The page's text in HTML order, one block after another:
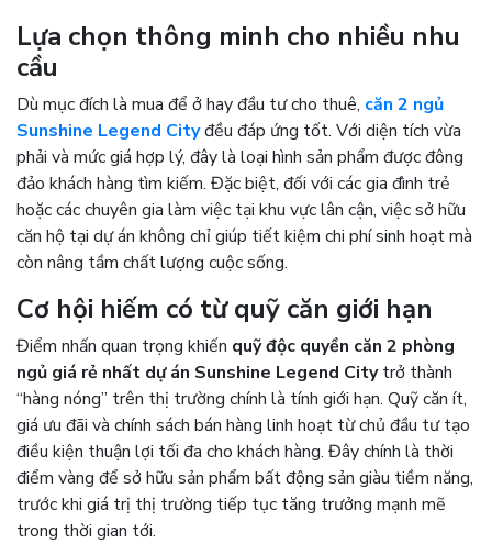
Lựa chọn thông minh cho nhiều nhu
cầu
Dù mục đích là mua để ở hay đầu tư cho thuê, căn 2 ngủ
Sunshine Legend Cityđều đáp ứng tốt. Với diện tích vừa
phải và mức giá hợp lý, đây là loại hình sản phẩm được đông
đảo khách hàng tìm kiếm. Đặc biệt, đối với các gia đình trẻ
hoặc các chuyên gia làm việc tại khu vực lân cận, việc sở hữu
căn hộ tại dự án không chỉ giúp tiết kiệm chi phí sinh hoạt mà
còn nâng tầm chất lượng cuộc sống.
Cơ hội hiếm có từ quỹ căn giới hạn
Điểm nhấn quan trọng khiến quỹ độc quyền căn 2 phòng
ngủ giá rẻ nhất dự án Sunshine Legend Citytrở thành
“hàng nóng” trên thị trường chính là tính giới hạn. Quỹ căn ít,
giá ưu đãi và chính sách bán hàng linh hoạt từ chủ đầu tư tạo
điều kiện thuận lợi tối đa cho khách hàng. Đây chính là thời
điểm vàng để sở hữu sản phẩm bất động sản giàu tiềm năng,
trước khi giá trị thị trường tiếp tục tăng trưởng mạnh mẽ
trong thời gian tới.